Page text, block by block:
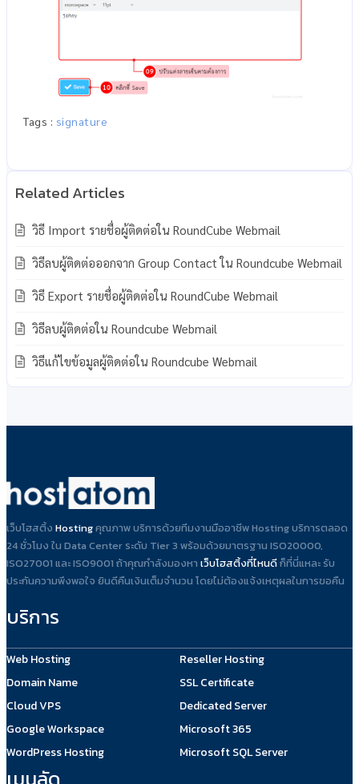
Tags : signature
วิธี Import รายชื่อผู้ติดต่อใน RoundCube Webmail
วิธีลบผู้ติดต่อออกจาก Group Contact ใน Roundcube Webmail
วิธี Export รายชื่อผู้ติดต่อใน RoundCube Webmail
วิธีลบผู้ติดต่อใน Roundcube Webmail
วิธีแก้ไขข้อมูลผู้ติดต่อใน Roundcube Webmail
เว็บโฮสติ้ง Hostingคุณภาพ บริการด้วยทีมงานมืออาชีพ Hosting บริการตลอด
24 ชั่วโมง ใน Data Center ระดับ Tier 3 พร้อมด้วยมาตรฐาน ISO20000,
ISO27001 และ ISO9001 ถ้าคุณกำลังมองหา เว็บโฮสติ้งที่ไหนดีก็ที่นี่แหละ รับ
ประกันความพึงพอใจ ยินดีคืนเงินเต็มจำนวน โดยไม่ต้องแจ้งเหตุผลในการขอคืน
บริการ
Web Hosting
Domain Name
Cloud VPS
Google Workspace
WordPress Hosting
Reseller Hosting
SSL Certificate
Dedicated Server
Microsoft 365
Microsoft SQL Server